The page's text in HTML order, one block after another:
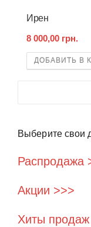
Ирен
8 000,00 грн.
ДОБАВИТЬ В
Выберите свои
Распродажа
Акции >>>
Хиты